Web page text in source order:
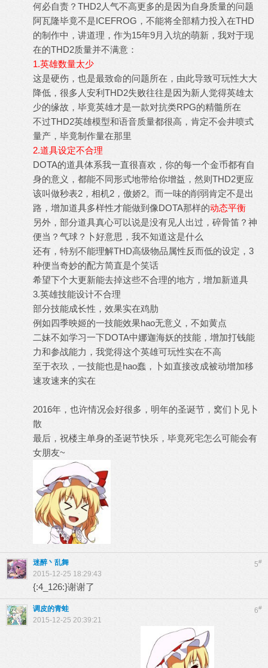
何必自责？THD2人气不高更多的是因为自身质量的问题
阿瓦隆毕竟不是ICEFROG，不能将全部精力投入在THD
的制作中，讲道理，作为15年9月入坑的萌新，我对于现
在的THD2质量并不满意：
1.英雄数量太少
这是硬伤，也是最致命的问题所在，由此导致可玩性大大
降低，很多人安利THD2失败往往是因为新人觉得英雄太
少的缘故，毕竟英雄才是一款对抗类RPG的精髓所在
不过THD2英雄模型和语音质量都很高，肯定不会井喷式
量产，毕竟制作量在那里
2.道具设定不合理
DOTA的道具体系我一直很喜欢，你的每一个金币都有自
身的意义，都能不同形式地带给你增益，然则THD2更应
该叫做秒表2，相机2，傲娇2。而一味的削弱肯定不是出
路，增加道具多样性才能做到像DOTA那样的动态平衡
另外，部分道具真心可以说是没有见人出过，碎骨笛？神
便当？气球？卜好意思，我不知道这是什么
还有，特别不能理解THD高级物品属性反而低的设定，3
种便当奇妙的配方简直是个笑话
希望下个大更新能去掉这些不合理的地方，增加新道具
3.英雄技能设计不合理
部分技能成长性，效果实在鸡肋
例如四季映姬的一技能效果hao无意义，不如黄点
二妹不如学习一下DOTA中娜迦海妖的技能，增加打钱能
力和参战能力，我觉得这个英雄可玩性实在不高
至于衣玖，一技能也是hao蠢，卜如直接改成被动增加移
速攻速来的实在
2016年，也许情况会好很多，明年的圣诞节，窝们卜见卜
散
最后，祝楼主单身的圣诞节快乐，毕竟死宅怎么可能会有
女朋友~
5#
迷醉丶乱舞
2015-12-25 18:29:43
{:4_126:}谢谢了
6#
调皮的青蛙
2015-12-25 20:39:21